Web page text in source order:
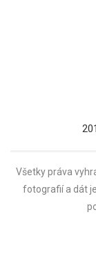
Na
Všetky práva
fotografií a dát